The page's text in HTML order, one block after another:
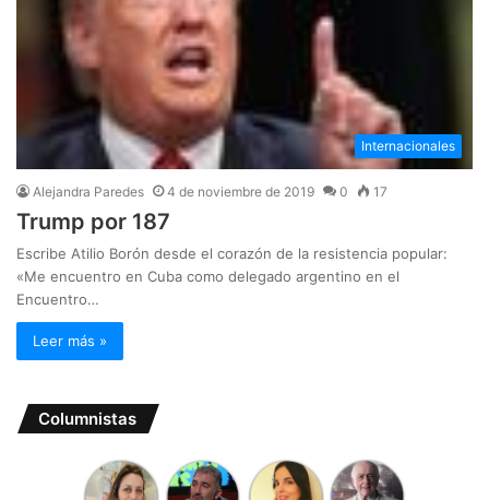
Internacionales
Alejandra Paredes 4 de noviembre de 2019 0 17
Trump por 187
Escribe Atilio Borón desde el corazón de la resistencia popular:
«Me encuentro en Cuba como delegado argentino en el
Encuentro…
Leer más »
Columnistas